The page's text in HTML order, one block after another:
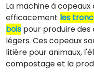
La machine à
efficacement les
bois pour produire des
légers. Ces copeaux
litière pour animaux,
compostage et la